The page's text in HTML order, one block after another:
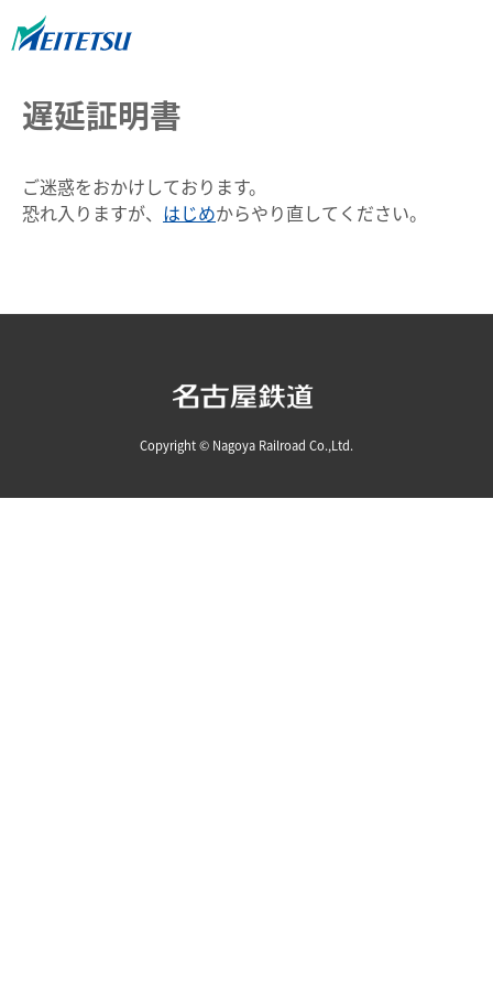
遅延証明書
ご迷惑をおかけしております。
恐れ入りますが、 はじめからやり直してください。
Copyright © Nagoya Railroad Co.,Ltd.